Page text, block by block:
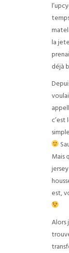
la
déjà
Mais
est,
Alors